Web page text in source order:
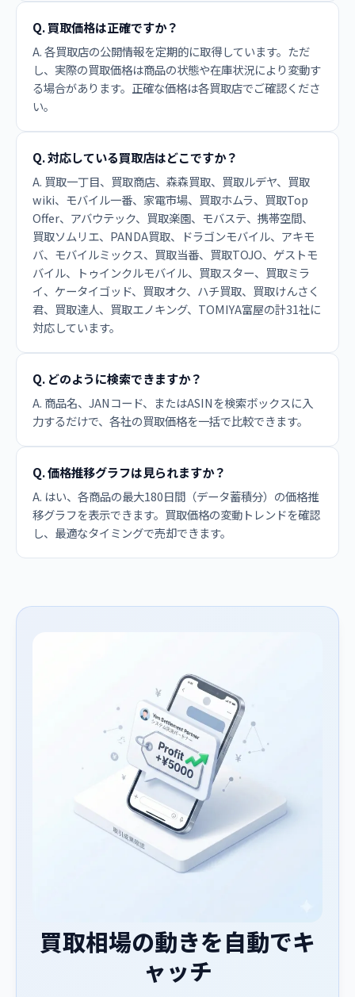
Q. 買取価格は正確ですか？
A. 各買取店の公開情報を定期的に取得しています。ただ
し、実際の買取価格は商品の状態や在庫状況により変動す
る場合があります。正確な価格は各買取店でご確認くださ
い。
Q. 対応している買取店はどこですか？
A. 買取一丁目、買取商店、森森買取、買取ルデヤ、買取
wiki、モバイル一番、家電市場、買取ホムラ、買取Top
Offer、アバウテック、買取楽園、モバステ、携帯空間、
買取ソムリエ、PANDA買取、ドラゴンモバイル、アキモ
バ、モバイルミックス、買取当番、買取TOJO、ゲストモ
バイル、トゥインクルモバイル、買取スター、買取ミラ
イ、ケータイゴッド、買取オク、ハチ買取、買取けんさく
君、買取達人、買取エノキング、TOMIYA富屋の計31社に
対応しています。
Q. どのように検索できますか？
A. 商品名、JANコード、またはASINを検索ボックスに入
力するだけで、各社の買取価格を一括で比較できます。
Q. 価格推移グラフは見られますか？
A. はい、各商品の最大180日間（データ蓄積分）の価格推
移グラフを表示できます。買取価格の変動トレンドを確認
し、最適なタイミングで売却できます。
買取相場の動きを自動でキ
ャッチ